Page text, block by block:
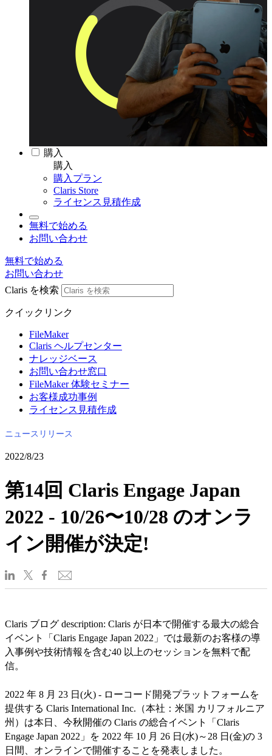
購入
購入
購入プラン
Claris Store
ライセンス見積作成
無料で始める
お問い合わせ
無料で始める
お問い合わせ
Claris を検索
クイックリンク
FileMaker
Claris ヘルプセンター
ナレッジベース
お問い合わせ窓口
FileMaker 体験セミナー
お客様成功事例
ライセンス見積作成
ニュースリリース
2022/8/23
第14回 Claris Engage Japan
2022 - 10/26〜10/28 のオンラ
イン開催が決定!
Claris ブログ description: Claris が日本で開催する最大の総合
イベント「Claris Engage Japan 2022」では最新のお客様の導
入事例や技術情報を含む40 以上のセッションを無料で配
信。
2022 年 8 月 23 日(火) - ローコード開発プラットフォームを
提供する Claris International Inc.（本社：米国 カリフォルニア
州）は本日、今秋開催の Claris の総合イベント「Claris
Engage Japan 2022」を 2022 年 10 月 26 日(水)～28 日(金)の 3
日間、オンラインで開催することを発表しました。